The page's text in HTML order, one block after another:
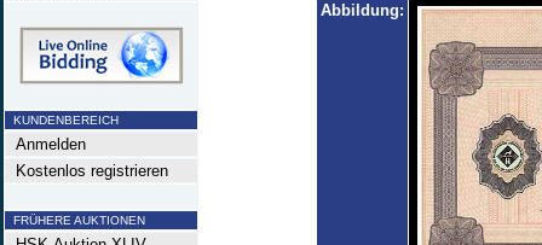
KUNDENBEREICH
Anmelden
Kostenlos registrieren
FRÜHERE AUKTIONEN
Abbildung: